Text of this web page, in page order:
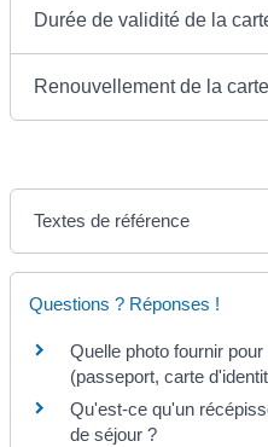
Durée de validité de la
Renouvellement de la carte
Textes de référence
Questions ? Réponses !
Quelle photo fournir
(passeport, carte
Qu'est-ce qu'un
de séjour ?